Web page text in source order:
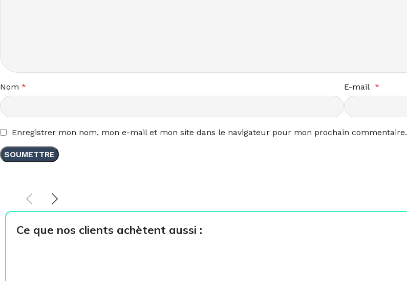
Nom * E-mail *
Enregistrer mon nom, mon e-mail et mon site dans le navigateur pour mon prochain commentaire.
Ce que nos clients achètent aussi :